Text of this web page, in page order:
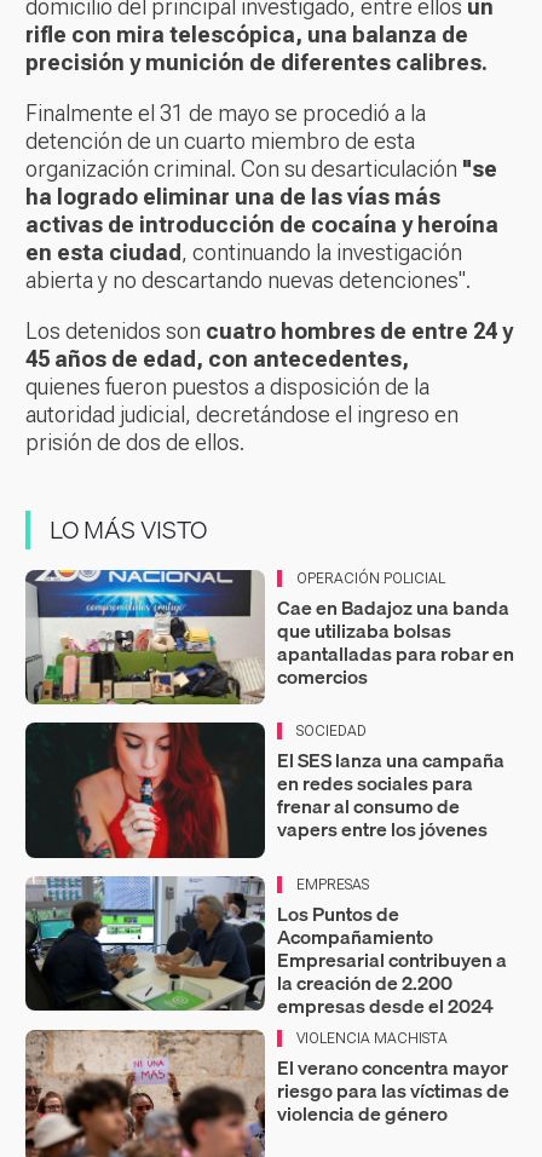
domicilio del principal investigado, entre ellos un
rifle con mira telescópica, una balanza de
precisión y munición de diferentes calibres.
Finalmente el 31 de mayo se procedió a la
detención de un cuarto miembro de esta
organización criminal. Con su desarticulación "se
ha logrado eliminar una de las vías más
activas de introducción de cocaína y heroína
en esta ciudad, continuando la investigación
abierta y no descartando nuevas detenciones".
Los detenidos son cuatro hombres de entre 24 y
45 años de edad, con antecedentes,
quienes fueron puestos a disposición de la
autoridad judicial, decretándose el ingreso en
prisión de dos de ellos.
LO MÁS VISTO
OPERACIÓN POLICIAL
Cae en Badajoz una banda
que utilizaba bolsas
apantalladas para robar en
comercios
SOCIEDAD
El SES lanza una campaña
en redes sociales para
frenar al consumo de
vapers entre los jóvenes
EMPRESAS
Los Puntos de
Acompañamiento
Empresarial contribuyen a
la creación de 2.200
empresas desde el 2024
VIOLENCIA MACHISTA
El verano concentra mayor
riesgo para las víctimas de
violencia de género